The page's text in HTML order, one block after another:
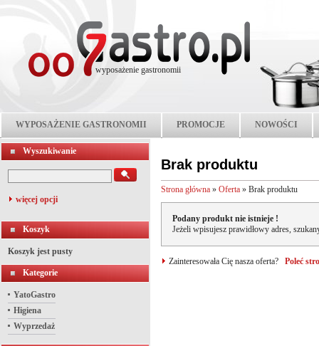
wyposażenie gastronomii
WYPOSAŻENIE GASTRONOMII PROMOCJE NOWOŚCI
Wyszukiwanie
więcej opcji
Koszyk
Koszyk jest pusty
Kategorie
YatoGastro
Higiena
Wyprzedaż
Brak produktu
Strona główna » Oferta » Brak produktu
Podany produkt nie istnieje !
Jeżeli wpisujesz prawidłowy adres,
Zainteresowała Cię nasza oferta? Poleć